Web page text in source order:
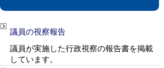
議員の視察報告
議員が実施した行政視察の報告書を掲載
しています。